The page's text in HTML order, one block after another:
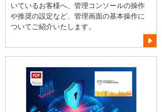
いているお客様へ、管理コンソールの操作
や推奨の設定など、管理画面の基本操作に
ついてご紹介いたします。